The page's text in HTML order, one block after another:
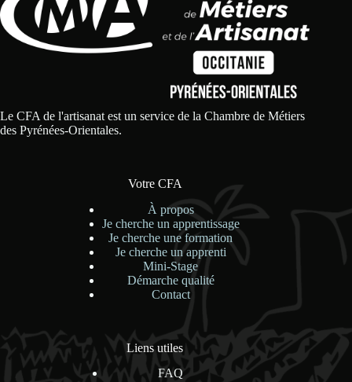
Le CFA de l'artisanat est un service de la Chambre de Métiers
des Pyrénées-Orientales.
Votre CFA
À propos
Je cherche un apprentissage
Je cherche une formation
Je cherche un apprenti
Mini-Stage
Démarche qualité
Contact
Liens utiles
FAQ